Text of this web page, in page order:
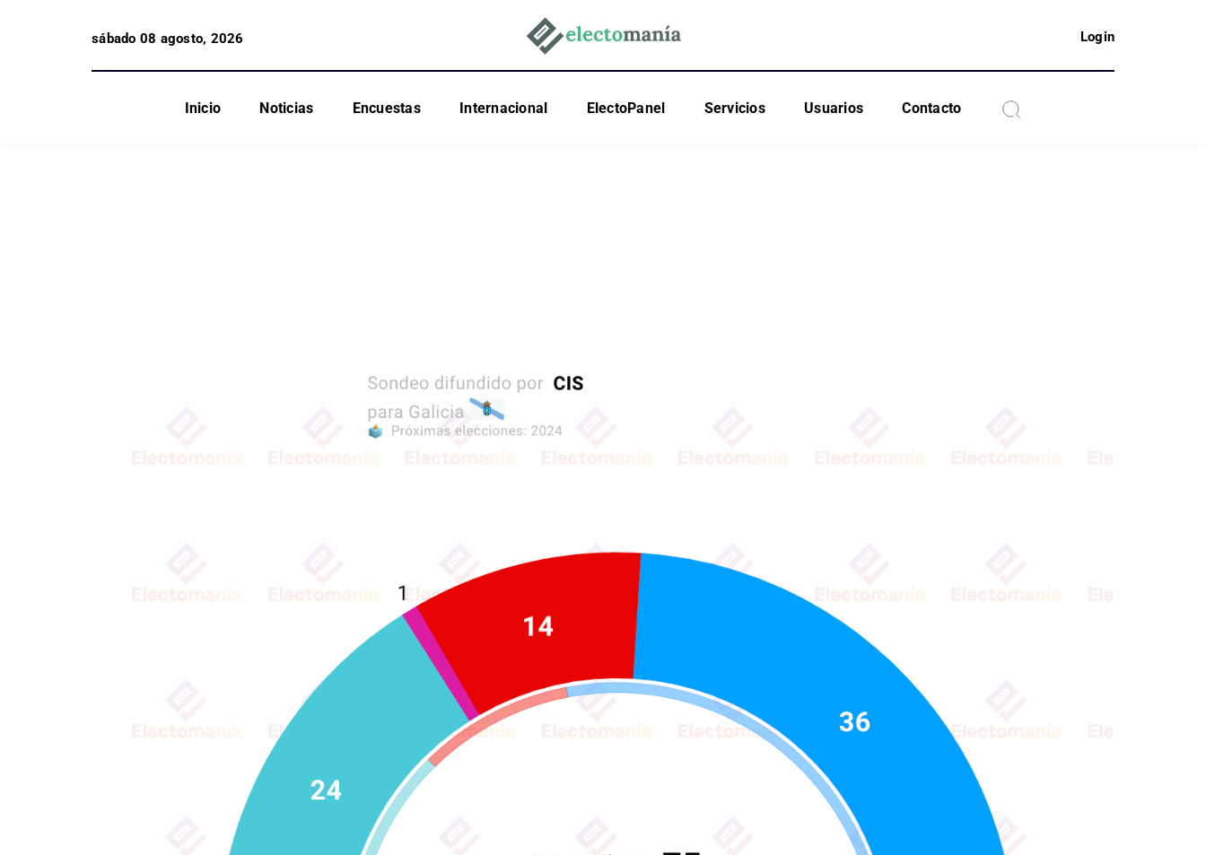
sábado 08 agosto, 2026 Login
Inicio Noticias Encuestas Internacional ElectoPanel Servicios Usuarios Contacto